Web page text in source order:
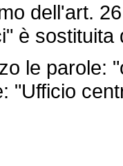
dell'art.
è
le parole:
"Ufficio